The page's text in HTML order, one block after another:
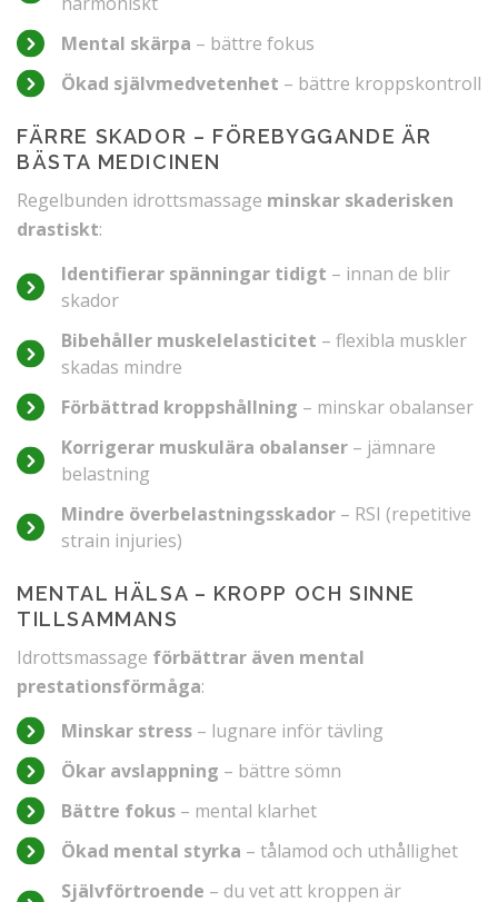
Mental skärpa – bättre fokus
Ökad självmedvetenhet – bättre kroppskontroll
FÄRRE SKADOR – FÖREBYGGANDE ÄR
BÄSTA MEDICINEN
Regelbunden idrottsmassage minskar skaderisken
drastiskt:
Identifierar spänningar tidigt – innan de blir
skador
Bibehåller muskelelasticitet – flexibla muskler
skadas mindre
Förbättrad kroppshållning – minskar obalanser
Korrigerar muskulära obalanser – jämnare
belastning
Mindre överbelastningsskador – RSI (repetitive
strain injuries)
MENTAL HÄLSA – KROPP OCH SINNE
TILLSAMMANS
Idrottsmassage förbättrar även mental
prestationsförmåga:
Minskar stress – lugnare inför tävling
Ökar avslappning – bättre sömn
Bättre fokus – mental klarhet
Ökad mental styrka – tålamod och uthållighet
Självförtroende – du vet att kroppen är